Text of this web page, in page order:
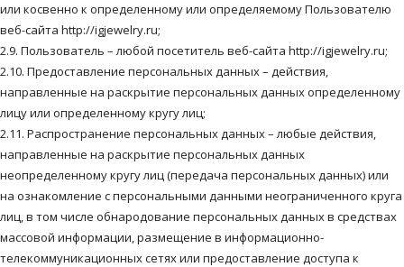
или косвенно к определенному или определяемому Пользователю
веб-сайта http://igjewelry.ru;
2.9. Пользователь – любой посетитель веб-сайта http://igjewelry.ru;
2.10. Предоставление персональных данных – действия,
направленные на раскрытие персональных данных определенному
лицу или определенному кругу лиц;
2.11. Распространение персональных данных – любые действия,
направленные на раскрытие персональных данных
неопределенному кругу лиц (передача персональных данных) или
на ознакомление с персональными данными неограниченного круга
лиц, в том числе обнародование персональных данных в средствах
массовой информации, размещение в информационно-
телекоммуникационных сетях или предоставление доступа к